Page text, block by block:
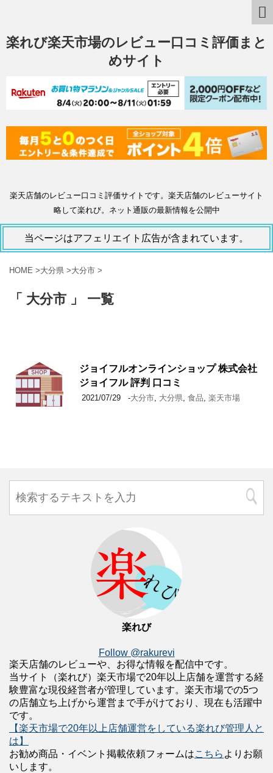
楽れび楽天市場のレビュー口コミ評価まと
めサイト
楽天店舗のレビュー口コミ評価サイトです。楽天店舗のレビューサイト
略して楽れび。ネット通販の最新情報を公開中
当ページはアフェリエイト広告が含まれています。
HOME >大分県 >大分市 >
「 大分市 」 一覧
ジョイフルオンラインショップ 株式会社
ジョイフル 評判 口コミ
2021/07/29 -大分市, 大分県, 食品, 楽天市場
楽れび
Follow @rakurevi
楽天店舗のレビューや、お得な情報を配信中です。
当サイト（楽れび）楽天市場で20年以上店舗を運営する経
験豊富な現役経営者が管理しています。楽天市場での5つ
の店舗立ち上げから運営まで手がけており、現在も活躍中
です。
【楽天市場で20年以上店舗運営をしている楽れび管理人と
は】
お勧め商品・イベント掲載依頼フォームはこちら よりお願
いします。